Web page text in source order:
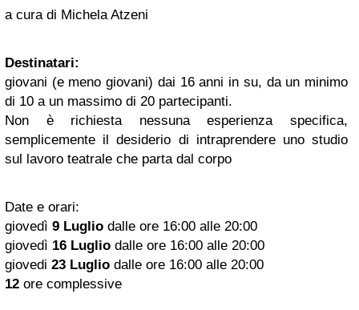
a cura di Michela Atzeni
Destinatari:
giovani (e meno giovani) dai 16 anni in su, da un minimo
di 10 a un massimo di 20 partecipanti.
Non è richiesta nessuna esperienza specifica,
semplicemente il desiderio di intraprendere uno studio
sul lavoro teatrale che parta dal corpo
Date e orari:
giovedì 9 Luglio dalle ore 16:00 alle 20:00
giovedì 16 Luglio dalle ore 16:00 alle 20:00
giovedi 23 Luglio dalle ore 16:00 alle 20:00
12 ore complessive